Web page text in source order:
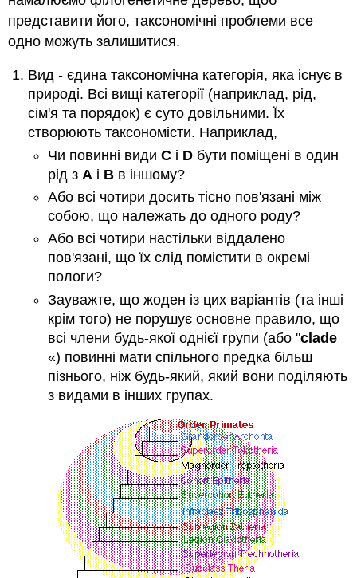
представити його, таксономічні проблеми все
одно можуть залишитися.
Вид - єдина таксономічна категорія, яка існує в
природі. Всі вищі категорії (наприклад, рід,
сім'я та порядок) є суто довільними. Їх
створюють таксономісти. Наприклад,
Чи повинні види Cі Dбути поміщені в один
рід з A і Bв іншому?
Або всі чотири досить тісно пов'язані між
собою, що належать до одного роду?
Або всі чотири настільки віддалено
пов'язані, що їх слід помістити в окремі
пологи?
Зауважте, що жоден із цих варіантів (та інші
крім того) не порушує основне правило, що
всі члени будь-якої однієї групи (або "clade
«) повинні мати спільного предка більш
пізнього, ніж будь-який, який вони поділяють
з видами в інших групах.